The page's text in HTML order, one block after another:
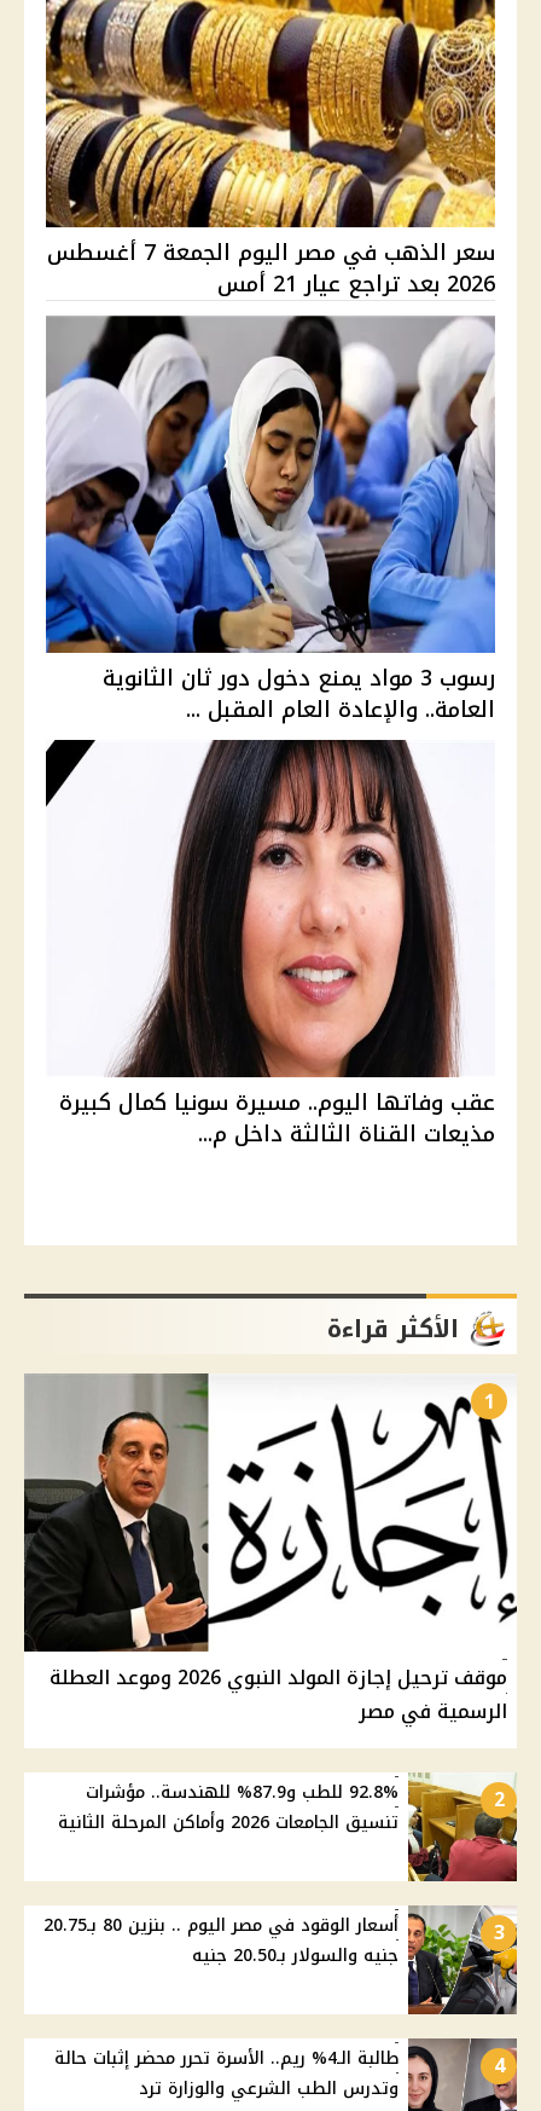
سعر الذهب في مصر اليوم الجمعة 7 أغسطس
2026 بعد تراجع عيار 21 أمس
رسوب 3 مواد يمنع دخول دور ثان الثانوية
العامة.. والإعادة العام المقبل ...
عقب وفاتها اليوم.. مسيرة سونيا كمال كبيرة
مذيعات القناة الثالثة داخل م...
الأكثر قراءة
1
موقف ترحيل إجازة المولد النبوي 2026 وموعد العطلة
الرسمية في مصر
2
92.8% للطب و87.9% للهندسة.. مؤشرات
تنسيق الجامعات 2026 وأماكن المرحلة الثانية
3
أسعار الوقود في مصر اليوم .. بنزين 80 بـ20.75
جنيه والسولار بـ20.50 جنيه
4
طالبة الـ4% ريم.. الأسرة تحرر محضر إثبات حالة
وتدرس الطب الشرعي والوزارة ترد